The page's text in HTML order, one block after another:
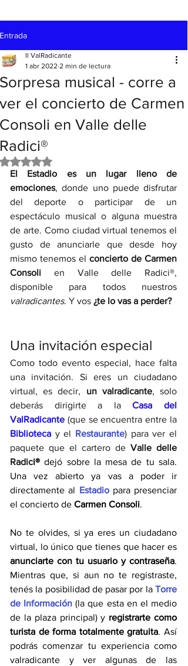
Entrada
Sorpresa musical - corre a
ver el concierto de Carmen
Consoli en Valle delle
Radici®
Il ValRadicante
1 abr 2022 2 min de lectura
Obtuvo NaN de 5 estrellas.
El Estadio es un lugar lleno de
emociones, donde uno puede disfrutar
del deporte o participar de un
espectáculo musical o alguna muestra
de arte. Como ciudad virtual tenemos el
gusto de anunciarle que desde hoy
mismo tenemos el concierto de Carmen
Consoli en Valle delle Radici®,
valradicantes. Y vos ¿te lo vas a perder?
Una invitación especial
Como todo evento especial, hace falta
una invitación. Si eres un ciudadano
virtual, es decir, un valradicante, solo
deberás dirigirte a la Casa del
ValRadicante
Biblioteca y el Restaurante) para ver el
paquete que el cartero de Valle delle
Radici® dejó sobre la mesa de tu sala.
Una vez abierto ya vas a poder ir
directamente al Estadio para presenciar
el concierto de Carmen Consoli.
No te olvides, si ya eres un ciudadano
virtual, lo único que tienes que hacer es
anunciarte con tu usuario y contraseña.
Mientras que, si aun no te registraste,
tenés la posibilidad de pasar por la Torre
de Información (la que esta en el medio
de la plaza principal) y registrarte como
turista de forma totalmente gratuita. Así
podrás comenzar tu experiencia como
valradicante y ver algunas de las